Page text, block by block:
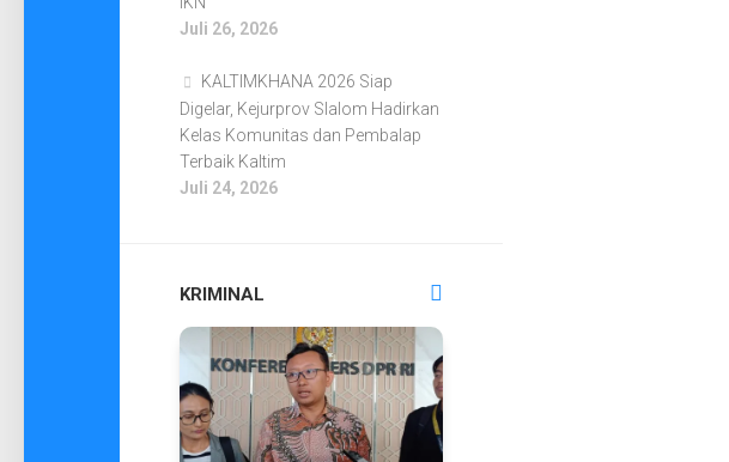
Juli 26, 2026
KALTIMKHANA 2026 Siap
Digelar, Kejurprov Slalom Hadirkan
Kelas Komunitas dan Pembalap
Terbaik Kaltim
Juli 24, 2026
KRIMINAL